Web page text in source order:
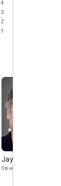
4
3
2
1
Jay O. Sanders
Steven Crighton